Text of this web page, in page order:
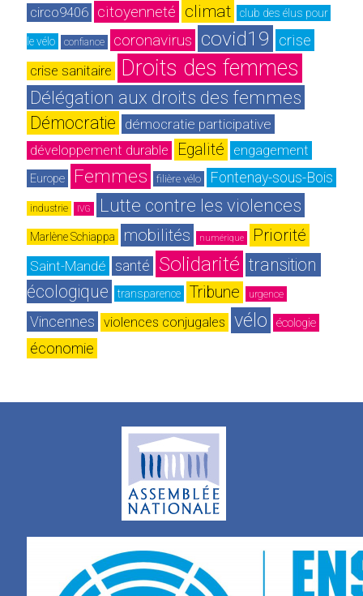
circo9406
citoyenneté climat club des élus pour
le vélo confiance coronavirus covid19 crise
crise sanitaire Droits des femmes
Délégation aux droits des femmes
Démocratie démocratie participative
développement durable Egalité engagement
Europe Femmes filière vélo Fontenay-sous-Bois
industrie IVG Lutte contre les violences
Marlène Schiappa mobilités numérique Priorité
Saint-Mandé santé Solidarité transition
écologique
transparence Tribune urgence
Vincennes violences conjugales vélo écologie
économie